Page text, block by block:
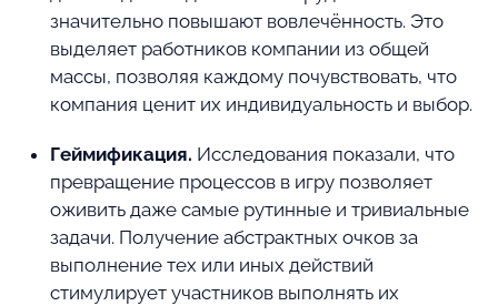
значительно повышают вовлечённость. Это
выделяет работников компании из общей
массы, позволяя каждому почувствовать, что
компания ценит их индивидуальность и выбор.
Геймификация. Исследования показали, что
превращение процессов в игру позволяет
оживить даже самые рутинные и тривиальные
задачи. Получение абстрактных очков за
выполнение тех или иных действий
стимулирует участников выполнять их